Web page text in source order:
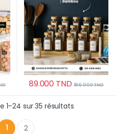
a plusieurs variations. Les options
89.000 TND 156.000TND
1–24 sur 35 résultatsTrié du plus
1 2